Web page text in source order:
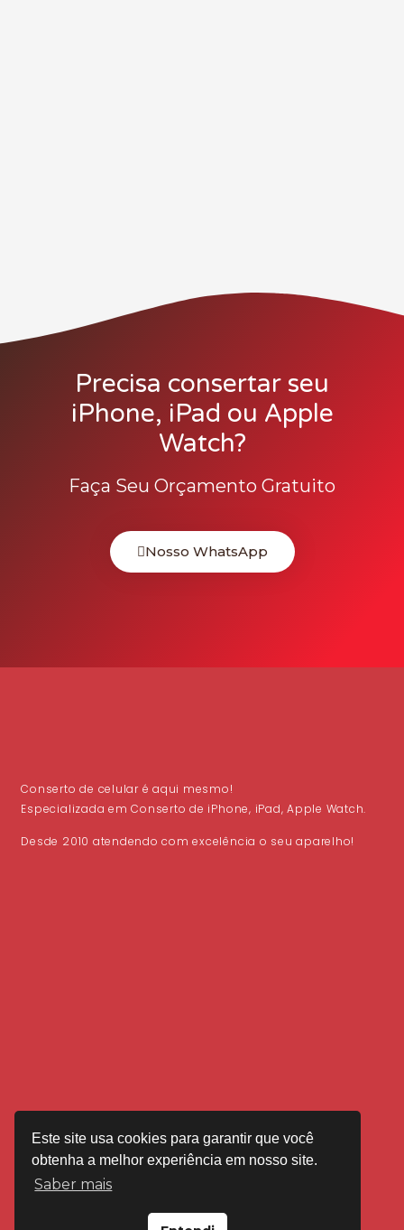
Precisa consertar seu
iPhone, iPad ou Apple
Watch?
Faça Seu Orçamento Gratuito
Nosso WhatsApp
Conserto de celular é aqui mesmo!
Especializada em Conserto de iPhone, iPad, Apple Watch.
Desde 2010 atendendo com excelência o seu aparelho!
Este site usa cookies para garantir que você
obtenha a melhor experiência em nosso site.
Saber mais